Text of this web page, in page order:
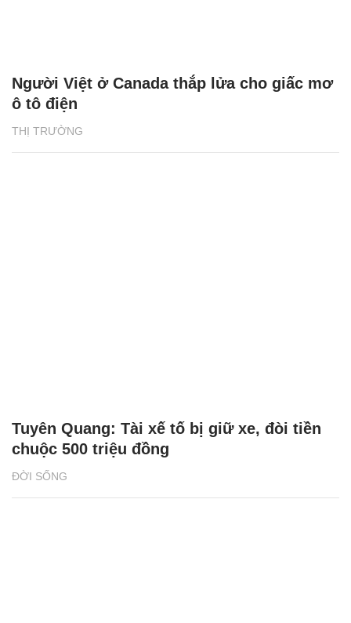
THỊ TRƯỜNG
Người Việt ở Canada thắp lửa cho giấc mơ
ô tô điện
ĐỜI SỐNG
Tuyên Quang: Tài xế tố bị giữ xe, đòi tiền
chuộc 500 triệu đồng